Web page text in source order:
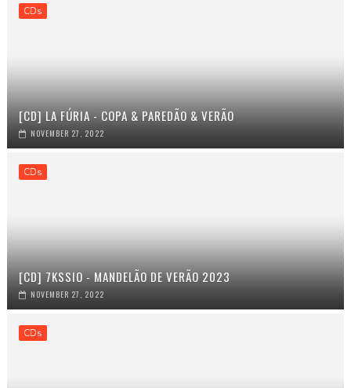
CDs
[CD] LA FÚRIA - COPA & PAREDÃO & VERÃO
NOVEMBER 27, 2022
CDs
[CD] 7KSSIO - MANDELÃO DE VERÃO 2023
NOVEMBER 27, 2022
CDs